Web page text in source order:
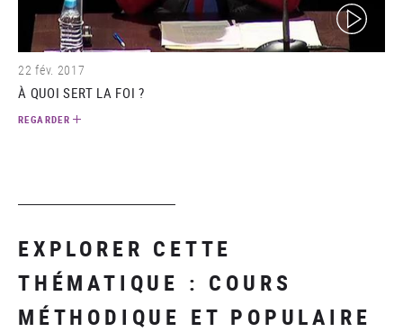
(video)
22 fév. 2017
À QUOI SERT LA FOI ?
REGARDER
EXPLORER CETTE
THÉMATIQUE : COURS
MÉTHODIQUE ET POPULAIRE